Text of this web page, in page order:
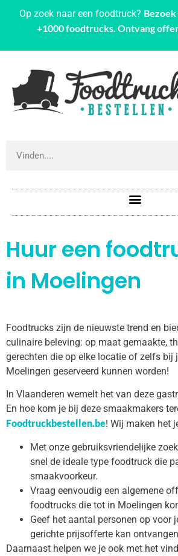
Op zoek naar een foodtruck?
+1000 foodtrucks. Ontvang
Huur een
in Moelingen
Foodtrucks zijn de nieuwste trend en
culinaire beleving: op maat gemaakte,
gerechten die op elke locatie of zelfs bij
Moelingen geserveerd kunnen worden!
In Vlaanderen wemelt het van deze
En hoe kom je bij deze smaakmakers
Foodtruckbestellen.be! Wij maken het
Met onze gebruiksvriendelijke
snel de ideale type foodtruck die
smaakvoorkeur.
Vraag eenvoudig een algemene
foodtrucks die tot in Moelingen
Geef het aantal personen op voor
gerichte prijsofferte kan
Daarnaast helpen we je ook met het